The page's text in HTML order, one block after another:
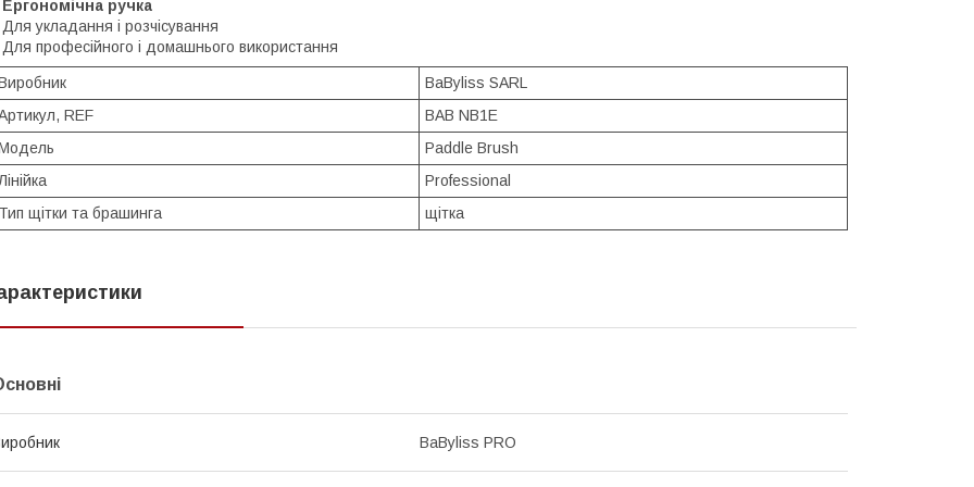
Ергономічна ручка
Для укладання і розчісування
Для професійного і домашнього використання
BaByliss SARL
REF
BAB NB1E
Paddle Brush
Лінійка
Professional
Тип щітки та брашинга
щітка
BaByliss PRO